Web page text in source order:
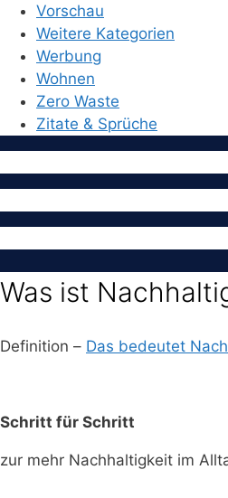
Vorschau
Weitere Kategorien
Werbung
Wohnen
Zero Waste
Zitate & Sprüche
Was ist
Definition – Das bedeutet
Schritt für Schritt
zur mehr Nachhaltigkeit im